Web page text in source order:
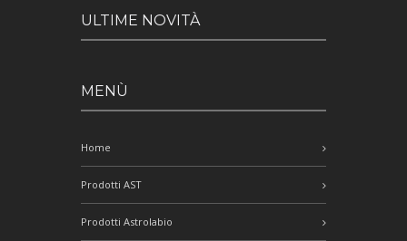
ULTIME NOVITÀ
MENÙ
Home
Prodotti AST
Prodotti Astrolabio